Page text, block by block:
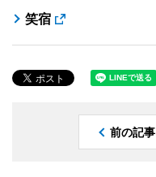
笑宿
前の記事